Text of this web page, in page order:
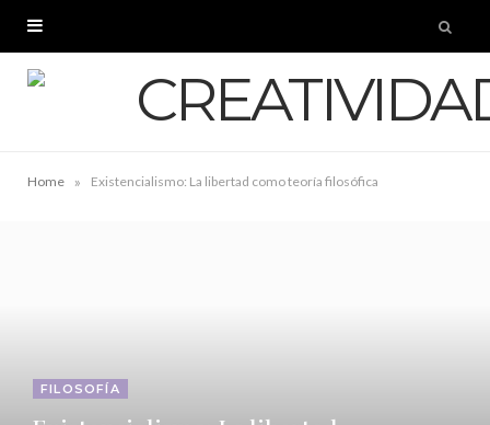
Home » Existencialismo: La libertad como teoría filosófica
FILOSOFÍA